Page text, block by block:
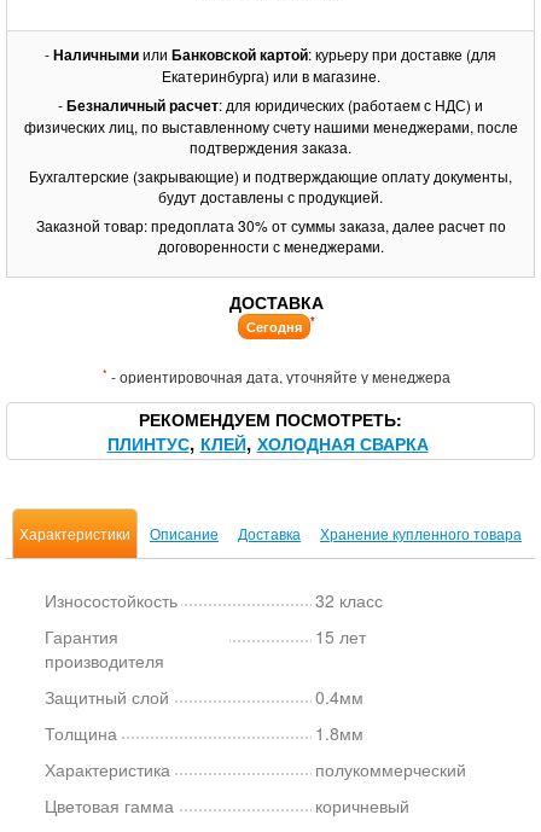
-Наличнымиили Банковской картой: курьеру при доставке (для
Екатеринбурга) или в магазине.
-Безналичный расчет: для юридических (работаем с НДС) и
физических лиц, по выставленному счету нашими менеджерами, после
подтверждения заказа.
Бухгалтерские (закрывающие) и подтверждающие оплату документы,
будут доставлены с продукцией.
Заказной товар: предоплата 30% от суммы заказа, далее расчет по
договоренности с менеджерами.
ДОСТАВКА
Сегодня *
* - ориентировочная дата, уточняйте у менеджера
РЕКОМЕНДУЕМ ПОСМОТРЕТЬ
ПЛИНТУС КЛЕЙ ХОЛОДНАЯ СВАРКА
Характеристики Описание Доставка Хранение купленного товара
Износостойкость
32 класс
Гарантия
производителя
15 лет
Защитный слой
0.4мм
Толщина
1.8мм
Характеристика
полукоммерческий
Цветовая гамма
коричневый